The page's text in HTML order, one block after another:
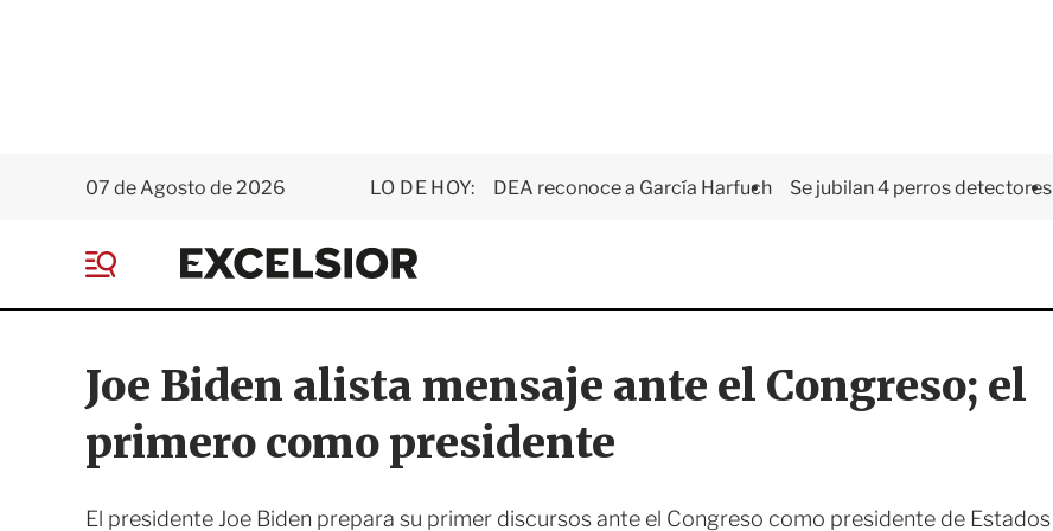
07 de Agosto de 2026 LO DE HOY: DEA reconoce a García Harfuch Se jubilan 4 perros detectores
E
x
e
o
r
e
Joe Biden alista mensaje ante el Congreso; el
primero como presidente
El presidente Joe Biden prepara su primer discursos ante el Congreso como presidente de Estados